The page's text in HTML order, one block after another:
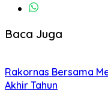
Baca Juga
Rakornas Bersama
Akhir Tahun